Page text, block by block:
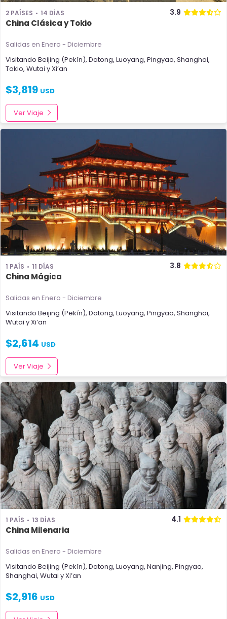
2 PAÍSES 14 DÍAS 3.9
China Clásica y Tokio
Salidas en Enero - Diciembre
Visitando Beijing (Pekín), Datong, Luoyang, Pingyao, Shanghai,
Tokio, Wutai yXi’an
$3,819 USD
Ver Viaje
1 PAÍS 11 DÍAS 3.8
China Mágica
Salidas en Enero - Diciembre
Visitando Beijing (Pekín), Datong, Luoyang, Pingyao, Shanghai,
Wutai yXi’an
$2,614 USD
Ver Viaje
1 PAÍS 13 DÍAS 4.1
China Milenaria
Salidas en Enero - Diciembre
Visitando Beijing (Pekín), Datong, Luoyang, Nanjing, Pingyao,
Shanghai, Wutai yXi’an
$2,916 USD